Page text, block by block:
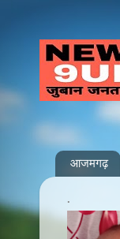
आजमगढ़
.